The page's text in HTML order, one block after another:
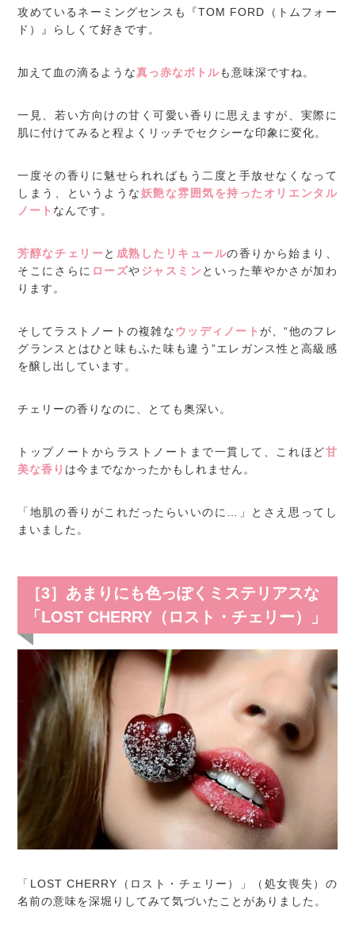
攻めているネーミングセンスも『TOM FORD（トムフォー
ド）』らしくて好きです。
加えて血の滴るような真っ赤なボトルも意味深ですね。
一見、若い方向けの甘く可愛い香りに思えますが、実際に
肌に付けてみると程よくリッチでセクシーな印象に変化。
一度その香りに魅せられればもう二度と手放せなくなって
しまう、というような妖艶な雰囲気を持ったオリエンタル
ノート なんです。
芳醇なチェリーと 成熟したリキュールの香りから始まり、
そこにさらに ローズや ジャスミン といった華やかさが加わ
ります。
そしてラストノートの複雑なウッディノート が、“他のフレ
グランスとはひと味もふた味も違う”エレガンス性と高級感
を醸し出しています。
チェリーの香りなのに、とても奥深い。
トップノートからラストノートまで一貫して、これほど甘
美な香り は今までなかったかもしれません。
「地肌の香りがこれだったらいいのに…」とさえ思ってし
まいました。
［3］あまりにも色っぽくミステリアスな
「LOST CHERRY（ロスト・チェリー）」
「LOST CHERRY（ロスト・チェリー）」（処女喪失）の
名前の意味を深堀りしてみて気づいたことがありました。